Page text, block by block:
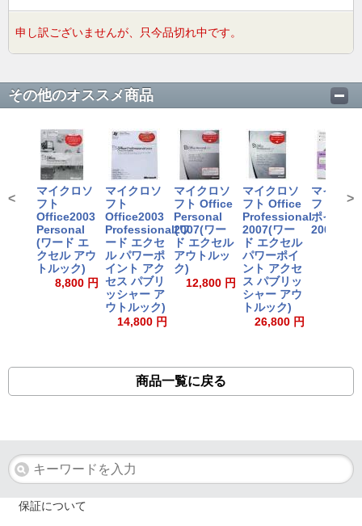
申し訳ございませんが、只今品切れ中です。
その他のオススメ商品
マイクロソ
フト
Office2003
Personal
(ワード エ
クセル アウ
トルック)
8,800 円
マイクロソ
フト
Office2003
Professional(ワ
ード エクセ
ル パワーポ
イント アク
セス パブリ
ッシャー ア
ウトルック)
14,800 円
マイクロソ
フト Office
Personal
2007(ワー
ド エクセル
アウトルッ
ク)
12,800 円
マイクロソ
フト Office
Professional
2007(ワー
ド エクセル
パワーポイ
ント アクセ
ス パブリッ
シャー アウ
トルック)
26,800 円
マイクロ
フト パワ
ポイント
2007
< >
商品一覧に戻る
保証について